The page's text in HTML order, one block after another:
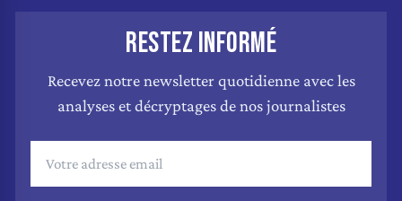
RESTEZ INFORMÉ
Recevez notre newsletter quotidienne avec les
analyses et décryptages de nos journalistes